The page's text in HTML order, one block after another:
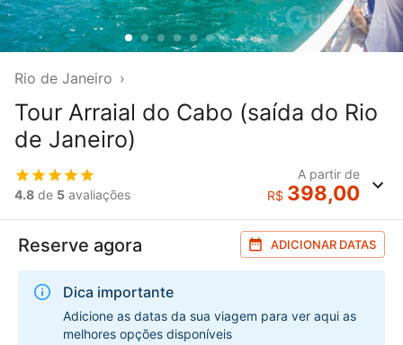
Rio de Janeiro ›
Tour Arraial do Cabo (saída do Rio
de Janeiro)
4.8 de 5 avaliações
A partir de
R$ 398,00
Reserve agora ADICIONAR DATAS
Dica importante
Adicione as datas da sua viagem para ver aqui as
melhores opções disponíveis